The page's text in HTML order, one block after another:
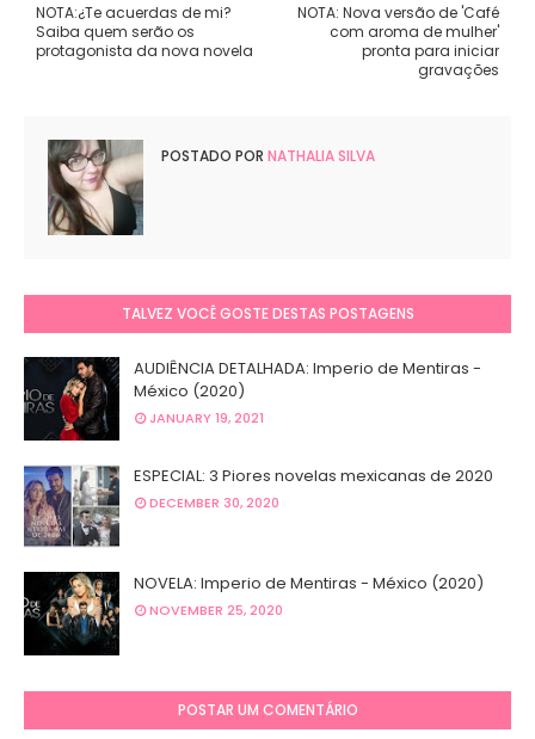
NOTA: Nova versão de 'Café
com aroma de mulher'
pronta para iniciar
gravações
NOTA:¿Te acuerdas de mi?
Saiba quem serão os
protagonista da nova novela
POSTADO POR NATHALIA SILVA
TALVEZ VOCÊ GOSTE DESTAS POSTAGENS
AUDIÊNCIA DETALHADA: Imperio de Mentiras -
México (2020)
JANUARY 19, 2021
ESPECIAL: 3 Piores novelas mexicanas de 2020
DECEMBER 30, 2020
NOVELA: Imperio de Mentiras - México (2020)
NOVEMBER 25, 2020
POSTAR UM COMENTÁRIO